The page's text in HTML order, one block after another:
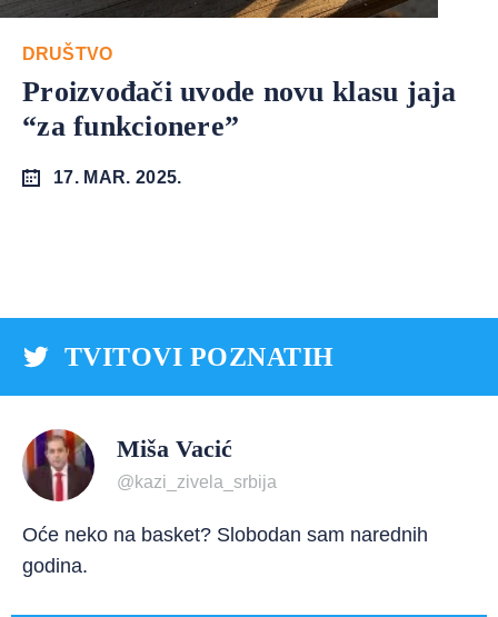
DRUŠTVO
Proizvođači uvode novu klasu jaja
“za funkcionere”
17. MAR. 2025.
TVITOVI POZNATIH
Miša Vacić
@kazi_zivela_srbija
Oće neko na basket? Slobodan sam narednih
godina.